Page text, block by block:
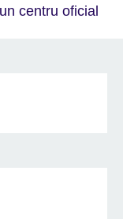
centru oficial